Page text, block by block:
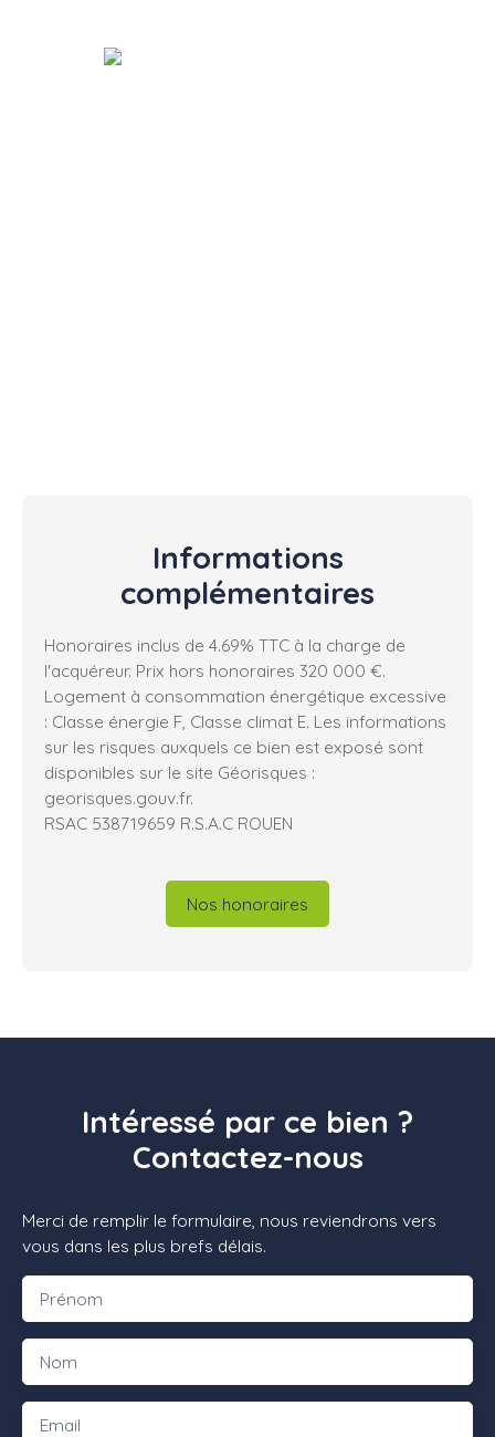
Informations
complémentaires
Honoraires inclus de 4.69% TTC à la charge de
l'acquéreur. Prix hors honoraires 320 000 €.
Logement à consommation énergétique excessive
: Classe énergie F, Classe climat E. Les informations
sur les risques auxquels ce bien est exposé sont
disponibles sur le site Géorisques :
georisques.gouv.fr.
RSAC 538719659 R.S.A.C ROUEN
Nos honoraires
Intéressé par ce bien ?
Contactez-nous
Merci de remplir le formulaire, nous reviendrons vers
vous dans les plus brefs délais.
Prénom
Nom
Email